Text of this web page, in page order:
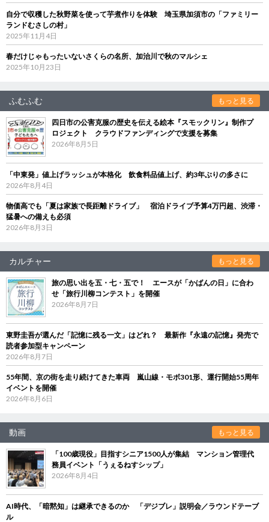
自分で収穫した秋野菜を使って芋煮作りを体験 埼玉県加須市の「ファミリー
ランドむさしの村」
2025年11月4日
春だけじゃもったいないさくらの名所、加治川で秋のマルシェ
2025年10月23日
ふむふむ もっと見る
四日市の公害克服の歴史を伝える絵本『スモックリン』制作プ
ロジェクト クラウドファンディングで支援を募集
2026年8月5日
「中東発」値上げラッシュが本格化 飲食料品値上げ、約3年ぶりの多さに
2026年8月4日
物価高でも「夏は家族で長距離ドライブ」 宿泊ドライブ予算4万円超、渋滞・
猛暑への備えも必須
2026年8月3日
カルチャー もっと見る
旅の思い出を五・七・五で！ エースが「かばんの日」に合わ
せ「旅行川柳コンテスト」を開催
2026年8月7日
東野圭吾が選んだ「記憶に残る一文」はどれ？ 最新作『永遠の記憶』発売で
読者参加型キャンペーン
2026年8月7日
55年間、京の街を走り続けてきた車両 嵐山線・モボ301形、運行開始55周年
イベントを開催
2026年8月6日
動画 もっと見る
「100歳現役」目指すシニア1500人が集結 マンション管理代
務員イベント「うぇるねすシップ」
2026年8月4日
AI時代、「暗黙知」は継承できるのか 「デジブレ」説明会／ラウンドテーブ
ル